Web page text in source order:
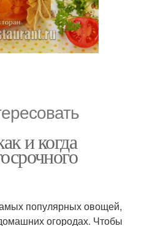
и когда
популярных овощей,
огородах. Чтобы